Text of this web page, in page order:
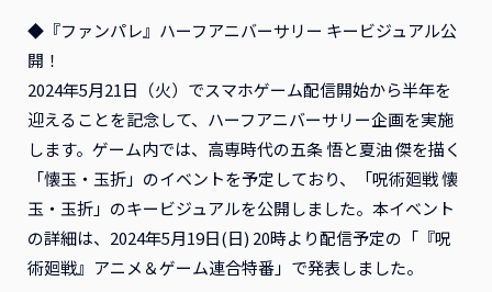
◆『ファンパレ』ハーフアニバーサリー キービジュアル公
開！
2024年5月21日（火）でスマホゲーム配信開始から半年を
迎えることを記念して、ハーフアニバーサリー企画を実施
します。ゲーム内では、高専時代の五条 悟と夏油 傑を描く
「懐玉・玉折」のイベントを予定しており、「呪術廻戦 懐
玉・玉折」のキービジュアルを公開しました。本イベント
の詳細は、2024年5月19日(日) 20時より配信予定の「『呪
術廻戦』アニメ＆ゲーム連合特番」で発表しました。